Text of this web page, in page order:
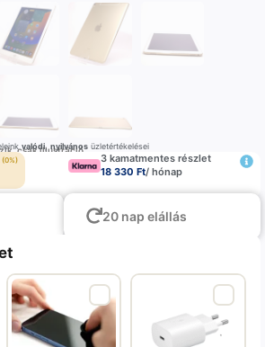
csak illustráció
valódi,nyilvánosüzletértékelései
(0%)
3 kamatmentes részlet
18 330 Ft/ hónap
20 nap elállás